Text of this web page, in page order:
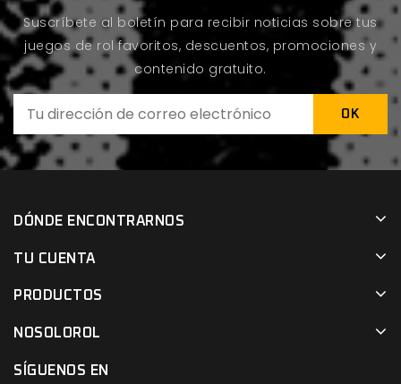
Suscríbete al boletín para recibir noticias sobre tus
juegos de rol favoritos, descuentos, promociones y
contenido gratuito.
DÓNDE ENCONTRARNOS
TU CUENTA
PRODUCTOS
NOSOLOROL
SÍGUENOS EN